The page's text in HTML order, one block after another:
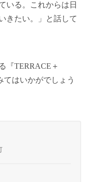
いる。これからは日
きたい。」と話して
『TERRACE＋
てはいかがでしょう